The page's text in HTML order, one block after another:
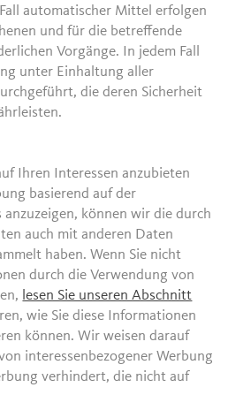
automatischer Mittel erfolgen
und für die betreffende
Vorgänge. In jedem Fall
unter Einhaltung aller
die deren Sicherheit
Ihren Interessen anzubieten
basierend auf der
können wir die durch
auch mit anderen Daten
haben. Wenn Sie nicht
durch die Verwendung von
lesen Sie unseren Abschnitt
wie Sie diese Informationen
können. Wir weisen darauf
interessenbezogener Werbung
verhindert, die nicht auf